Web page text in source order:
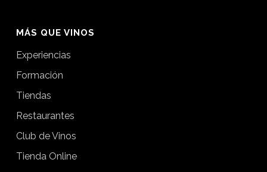
MÁS QUE VINOS
Experiencias
Formación
Tiendas
Restaurantes
Club de Vinos
Tienda Online